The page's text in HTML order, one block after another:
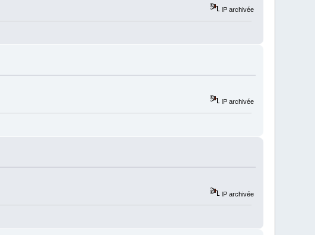
IP archivée
IP archivée
IP archivée